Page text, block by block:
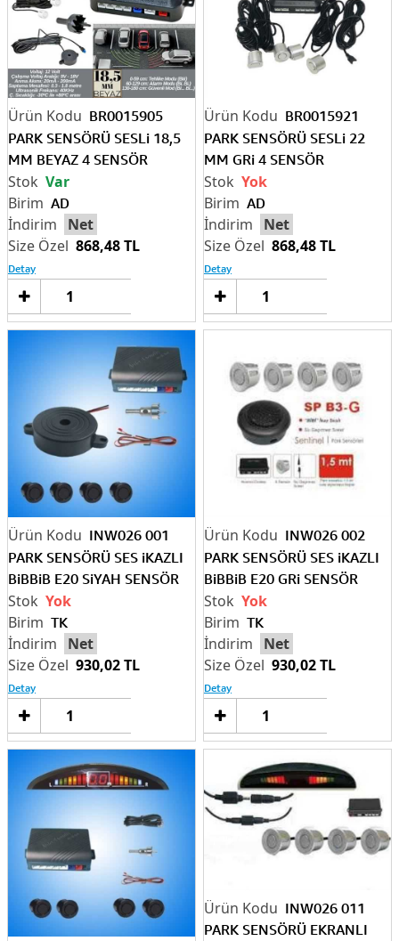
BR0015905
PARK SENSÖRÜ SESLi 18,5
MM BEYAZ 4 SENSÖR
AD
Net
868,48 TL
Var
Detay
Sepete
BR0015921
PARK SENSÖRÜ SESLi 22
MM GRi 4 SENSÖR
AD
Net
868,48 TL
Yok
Detay
INW026 001
PARK SENSÖRÜ SES iKAZLI
BiBBiB E20 SiYAH SENSÖR
TK
Net
930,02 TL
Yok
Detay
Sepete
INW026 002
PARK SENSÖRÜ SES iKAZLI
BiBBiB E20 GRi SENSÖR
TK
Net
930,02 TL
Yok
Detay
INW026 011
PARK SENSÖRÜ EKRANLI